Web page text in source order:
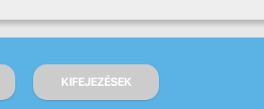
KIFEJEZÉSEK